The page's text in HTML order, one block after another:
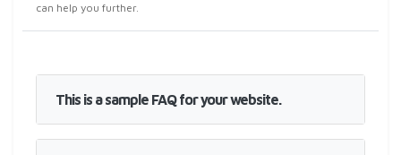
can help you further.
This is a sample FAQ for your website.